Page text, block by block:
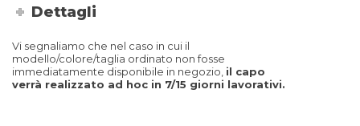
Dettagli
Vi segnaliamo che nel caso in cui il
modello/colore/taglia ordinato non fosse
immediatamente disponibile in negozio, il capo
verrà realizzato ad hoc in 7/15 giorni lavorativi.